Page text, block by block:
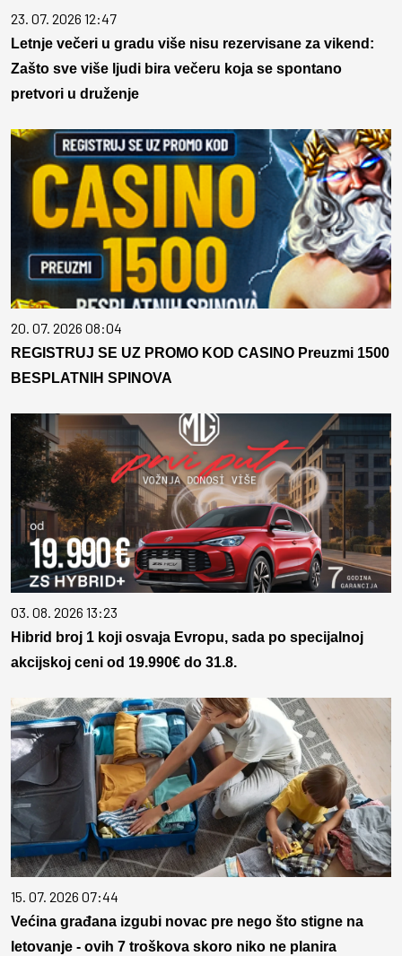
23. 07. 2026 12:47
Letnje večeri u gradu više nisu rezervisane za vikend:
Zašto sve više ljudi bira večeru koja se spontano
pretvori u druženje
20. 07. 2026 08:04
REGISTRUJ SE UZ PROMO KOD CASINO Preuzmi 1500
BESPLATNIH SPINOVA
03. 08. 2026 13:23
Hibrid broj 1 koji osvaja Evropu, sada po specijalnoj
akcijskoj ceni od 19.990€ do 31.8.
15. 07. 2026 07:44
Većina građana izgubi novac pre nego što stigne na
letovanje - ovih 7 troškova skoro niko ne planira